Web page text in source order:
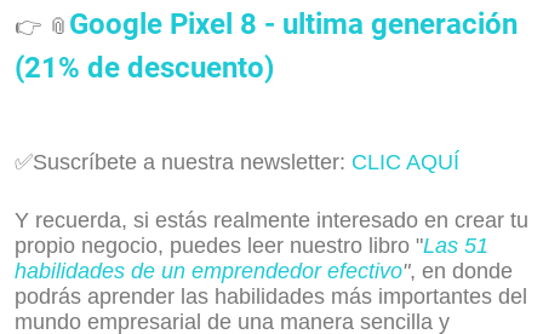
👉 📎 Google Pixel 8 - ultima generación
(21% de descuento)
✅Suscríbete a nuestra newsletter: CLIC AQUÍ
Y recuerda, si estás realmente interesado en crear tu
propio negocio, puedes leer nuestro libro "Las 51
habilidades de un emprendedor efectivo", en donde
podrás aprender las habilidades más importantes del
mundo empresarial de una manera sencilla y